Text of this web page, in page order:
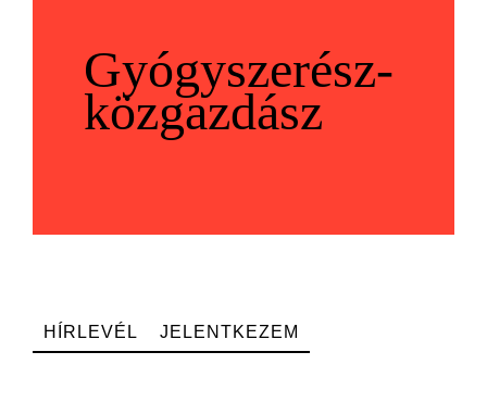
Gyógyszerész-
közgazdász​
HÍRLEVÉL JELENTKEZEM